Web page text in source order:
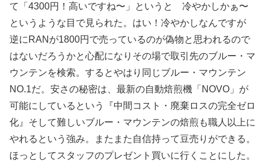
て「4300円！高いですね〜」というと 冷やかしかぁ〜
というような目で見られた。はい！冷やかしなんですが
逆にRANが1800円で売っているのが偽物と思われるので
はないだろうかと心配になりその場で取引先のブルー・マ
ウンテンを検索。するとやはり同じブルー・マウンテン
NO.1だ。安さの秘密は、最新の自動焙煎機「NOVO」が
可能にしているという『中間コスト・廃棄ロスの完全ゼロ
化』そして難しいブルー・マウンテンの焙煎も職人以上に
やれるという強み。またまた自信持って豆売りができる。
ほっとしてスタッフのプレゼント買いに行くことにした。